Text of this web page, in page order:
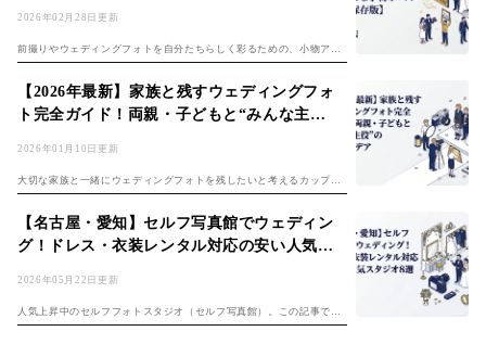
2026年02月28日更新
前撮りやウェディングフォトを自分たちらしく彩るための、小物アイ
デアをご紹介！定番からユニークなアイテム、活用術、注意点まで徹
底解説します。 【ジャンル別】前撮り・ウェディングフォトの小物ア
イデア ウェ...
2026年01月10日更新
【2026年最新】家族と残すウェディングフォ
ト完全ガイド！両親・子どもと“みんな主
大切な家族と一緒にウェディングフォトを残したいと考えるカップル
が増えています。従来の結婚式よりアットホームで、家族みんなが主
役になれるウェディングフォトは、かけがえのない思い出となるでし
ょう。両親、子...
2026年05月22日更新
【名古屋・愛知】セルフ写真館でウェディン
グ！ドレス・衣装レンタル対応の安い人気ス
人気上昇中のセルフフォトスタジオ（セルフ写真館）。この記事では
名古屋でセルフフォトウェディングができるスタジオをご紹介しま